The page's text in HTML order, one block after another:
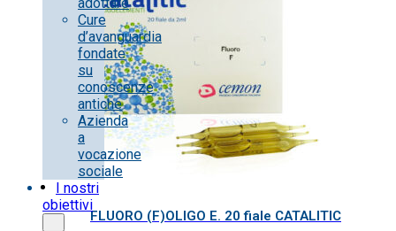
Cure
d’avanguardia
fondate
su
conoscenze
antiche
Azienda
a
vocazione
sociale
I nostri
obiettivi
FLUORO (F)OLIGO E. 20 fiale CATALITIC